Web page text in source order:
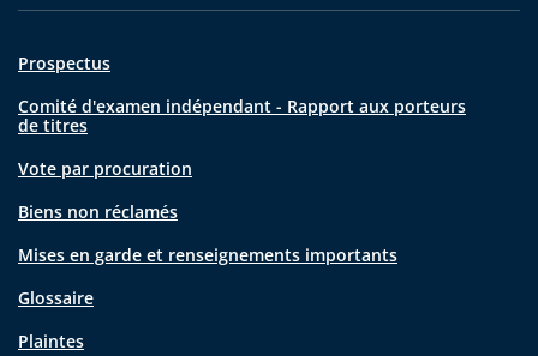
Prospectus
Comité d'examen indépendant - Rapport aux porteurs
de titres
Vote par procuration
Biens non réclamés
Mises en garde et renseignements importants
Glossaire
Plaintes